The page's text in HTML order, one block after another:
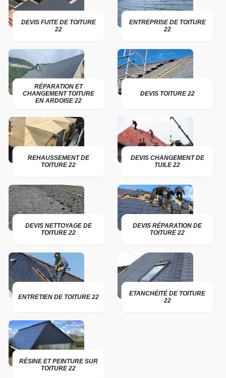
DEVIS FUITE DE TOITURE
22
ENTREPRISE DE TOITURE
22
RÉPARATION ET
CHANGEMENT TOITURE
EN ARDOISE 22
DEVIS TOITURE 22
REHAUSSEMENT DE
TOITURE 22
DEVIS CHANGEMENT DE
TUILE 22
DEVIS NETTOYAGE DE
TOITURE 22
DEVIS RÉPARATION DE
TOITURE 22
ENTRETIEN DE TOITURE 22
ETANCHÉITÉ DE TOITURE
22
RÉSINE ET PEINTURE SUR
TOITURE 22